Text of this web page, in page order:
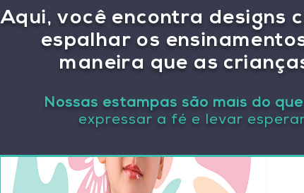
Aqui, você encontra designs
espalhar os
maneira que as
Nossas estampas são mais do
expressar a fé e levar